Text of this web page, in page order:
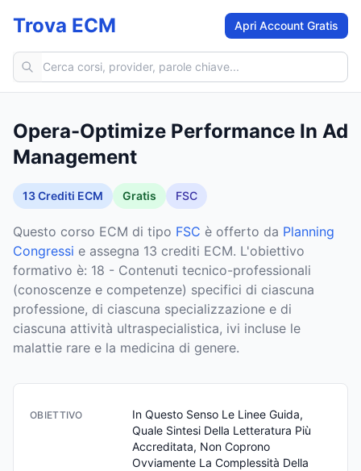
Trova ECM Apri Account Gratis
Cerca corsi ECM
Opera-Optimize Performance In Ad
Management
13Crediti ECM Gratis FSC
Questo corso ECM di tipo FSC è offerto da Planning
Congressi e assegna 13 crediti ECM. L'obiettivo
formativo è: 18 - Contenuti tecnico-professionali
(conoscenze e competenze) specifici di ciascuna
professione, di ciascuna specializzazione e di
ciascuna attività ultraspecialistica, ivi incluse le
malattie rare e la medicina di genere.
OBIETTIVO
In Questo Senso Le Linee Guida,
Quale Sintesi Della Letteratura Più
Accreditata, Non Coprono
Ovviamente La Complessità Della